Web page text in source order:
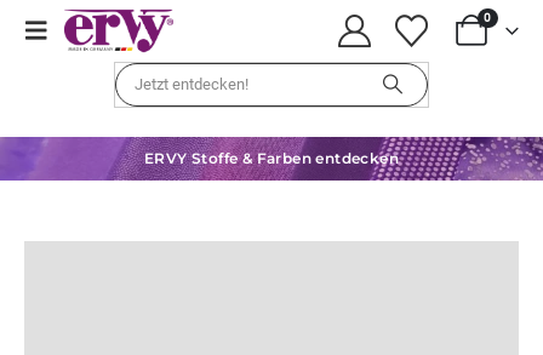
0
ERVY Stoffe & Farben entdecken